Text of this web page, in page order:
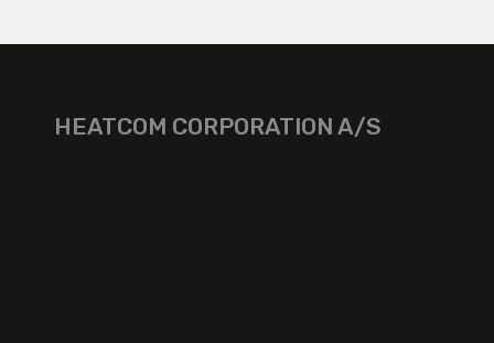
HEATCOM CORPORATION A/S